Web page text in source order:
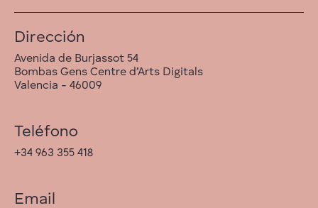
Dirección
Avenida de Burjassot 54
Bombas Gens Centre d’Arts Digitals
Valencia - 46009
Teléfono
+34 963 355 418
Email